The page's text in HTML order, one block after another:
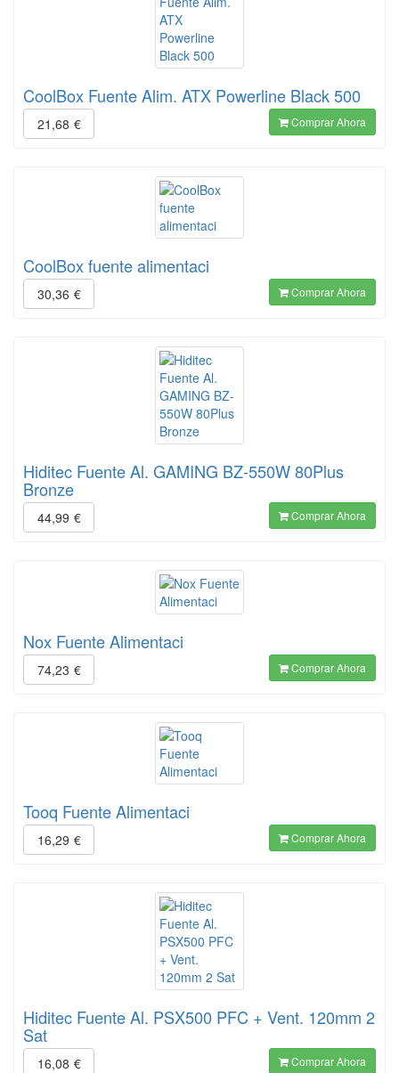
CoolBox Fuente Alim. ATX Powerline Black 500
21,68 € Comprar Ahora
CoolBox fuente alimentaci
30,36 € Comprar Ahora
Hiditec Fuente Al. GAMING BZ-550W 80Plus
Bronze
44,99 € Comprar Ahora
Nox Fuente Alimentaci
74,23 € Comprar Ahora
Tooq Fuente Alimentaci
16,29 € Comprar Ahora
Hiditec Fuente Al. PSX500 PFC + Vent. 120mm 2
Sat
16,08 € Comprar Ahora